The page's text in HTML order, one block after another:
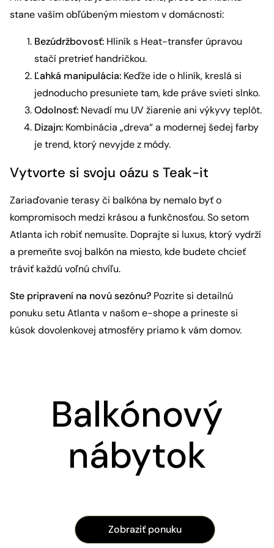
stane vaším obľúbeným miestom v domácnosti:
Bezúdržbovosť: Hliník s Heat-transfer úpravou
stačí pretrieť handričkou.
Ľahká manipulácia: Keďže ide o hliník, kreslá si
jednoducho presuniete tam, kde práve svieti slnko.
Odolnosť: Nevadí mu UV žiarenie ani výkyvy teplôt.
Dizajn: Kombinácia „dreva“ a modernej šedej farby
je trend, ktorý nevyjde z módy.
Vytvorte si svoju oázu s Teak-it
Zariaďovanie terasy či balkóna by nemalo byť o
kompromisoch medzi krásou a funkčnosťou. So setom
Atlanta ich robiť nemusíte. Doprajte si luxus, ktorý vydrží
a premeňte svoj balkón na miesto, kde budete chcieť
tráviť každú voľnú chvíľu.
Ste pripravení na novú sezónu? Pozrite si detailnú
ponuku setu Atlanta v našom e-shope a prineste si
kúsok dovolenkovej atmosféry priamo k vám domov.
Balkónový
nábytok
Zobraziť ponuku